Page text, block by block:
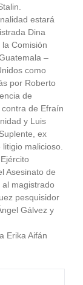
estará
Dina
Comisión
–
como
por Roberto
de
de Efraín
y Luis
ex
malicioso.
Asesinato de
magistrado
pesquisidor
Gálvez y
Erika Aifán